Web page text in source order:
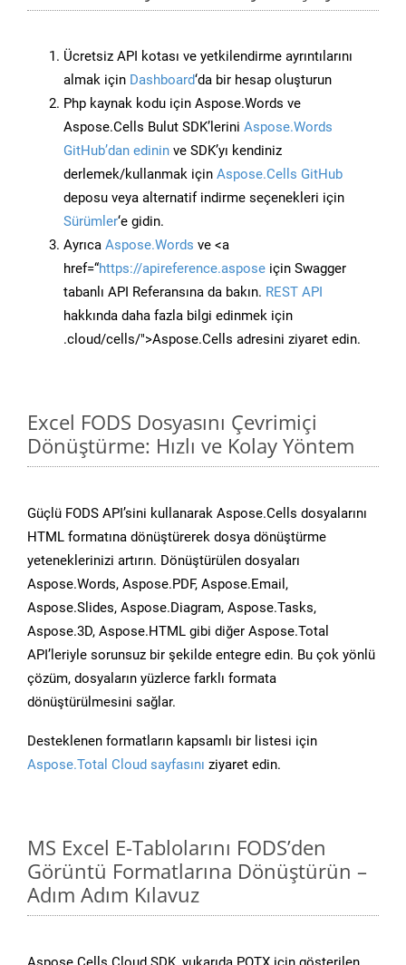
Ücretsiz API kotası ve yetkilendirme ayrıntılarını
almak için Dashboard‘da bir hesap oluşturun
Php kaynak kodu için Aspose.Words ve
Aspose.Cells Bulut SDK’lerini Aspose.Words
GitHub’dan edinin ve SDK’yı kendiniz
derlemek/kullanmak için Aspose.Cells GitHub
deposu veya alternatif indirme seçenekleri için
Sürümler‘e gidin.
Ayrıca Aspose.Words ve <a
href=“https://apireference.aspose için Swagger
tabanlı API Referansına da bakın. REST API
hakkında daha fazla bilgi edinmek için
.cloud/cells/">Aspose.Cells adresini ziyaret edin.
Excel FODS Dosyasını Çevrimiçi
Dönüştürme: Hızlı ve Kolay Yöntem
Güçlü FODS API’sini kullanarak Aspose.Cells dosyalarını
HTML formatına dönüştürerek dosya dönüştürme
yeteneklerinizi artırın. Dönüştürülen dosyaları
Aspose.Words, Aspose.PDF, Aspose.Email,
Aspose.Slides, Aspose.Diagram, Aspose.Tasks,
Aspose.3D, Aspose.HTML gibi diğer Aspose.Total
API’leriyle sorunsuz bir şekilde entegre edin. Bu çok yönlü
çözüm, dosyaların yüzlerce farklı formata
dönüştürülmesini sağlar.
Desteklenen formatların kapsamlı bir listesi için
Aspose.Total Cloud sayfasını ziyaret edin.
MS Excel E-Tablolarını FODS’den
Görüntü Formatlarına Dönüştürün –
Adım Adım Kılavuz